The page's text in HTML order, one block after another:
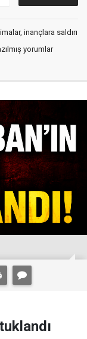
inançlara saldırı
yorumlar